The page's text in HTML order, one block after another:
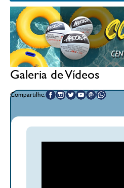
Galeria de Vídeos
Compartilhe: